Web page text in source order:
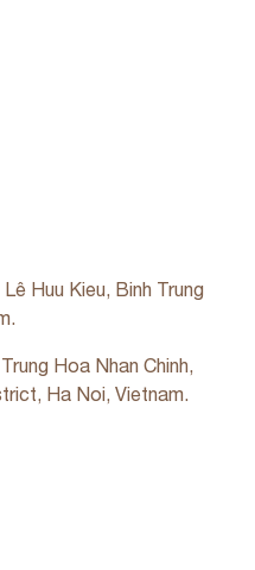
Huu Kieu, Binh Trung
Hoa Nhan Chinh,
Ha Noi, Vietnam.